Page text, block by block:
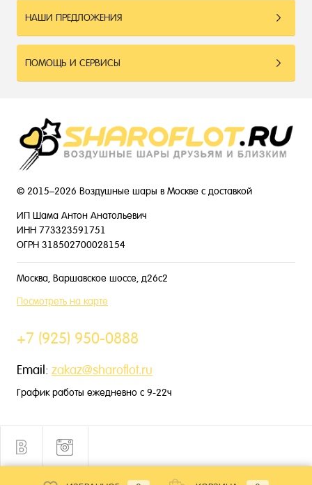
НАШИ ПРЕДЛОЖЕНИЯ
ПОМОЩЬ И СЕРВИСЫ
© 2015–2026 Воздушные шары в Москве с доставкой
ИП Шама Антон Анатольевич
ИНН 773323591751
ОГРН 318502700028154
Москва, Варшавское шоссе, д26с2
Посмотреть на карте
+7 (925) 950-0888
Email: zakaz@sharoflot.ru
График работы ежедневно с 9-22ч